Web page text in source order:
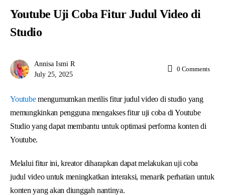
Youtube Uji Coba Fitur Judul Video di
Studio
Annisa Ismi R
July 25, 2025
0 Comments
Youtubemengumumkan merilis fitur judul video di studio yang
memungkinkan pengguna mengakses fitur uji coba di Youtube
Studio yang dapat membantu untuk optimasi performa konten di
Youtube.
Melalui fitur ini, kreator diharapkan dapat melakukan uji coba
judul video untuk meningkatkan interaksi, menarik perhatian untuk
konten yang akan diunggah nantinya.